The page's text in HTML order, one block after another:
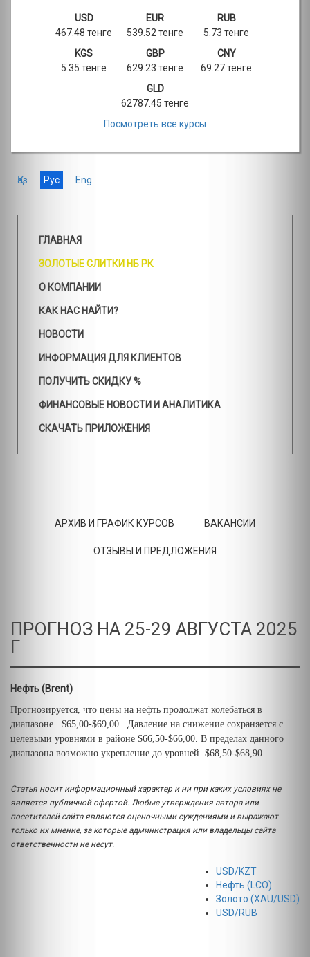
USD
467.48 тенге
EUR
539.52 тенге
RUB
5.73 тенге
KGS
5.35 тенге
GBP
629.23 тенге
CNY
69.27 тенге
GLD
62787.45 тенге
Посмотреть все курсы
Қаз Рус Eng
ГЛАВНАЯ
ЗОЛОТЫЕ СЛИТКИ НБ РК
О КОМПАНИИ
КАК НАС НАЙТИ?
НОВОСТИ
ИНФОРМАЦИЯ ДЛЯ КЛИЕНТОВ
ПОЛУЧИТЬ СКИДКУ %
ФИНАНСОВЫЕ НОВОСТИ И АНАЛИТИКА
СКАЧАТЬ ПРИЛОЖЕНИЯ
АРХИВ И ГРАФИК КУРСОВ ВАКАНСИИ
ОТЗЫВЫ И ПРЕДЛОЖЕНИЯ
ПРОГНОЗ НА 25-29 АВГУСТА 2025
Г
Нефть (Brent)
Прогнозируется, что цены на нефть продолжат колебаться в
диапазоне $65,00-$69,00. Давление на снижение сохраняется с
целевыми уровнями в районе $66,50-$66,00. В пределах данного
диапазона возможно укрепление до уровней $68,50-$68,90.
Статья носит информационный характер и ни при каких условиях не
является публичной офертой. Любые утверждения автора или
посетителей сайта являются оценочными суждениями и выражают
только их мнение, за которые администрация или владельцы сайта
ответственности не несут.
USD/KZT
Нефть (LCO)
Золото (XAU/USD)
USD/RUB